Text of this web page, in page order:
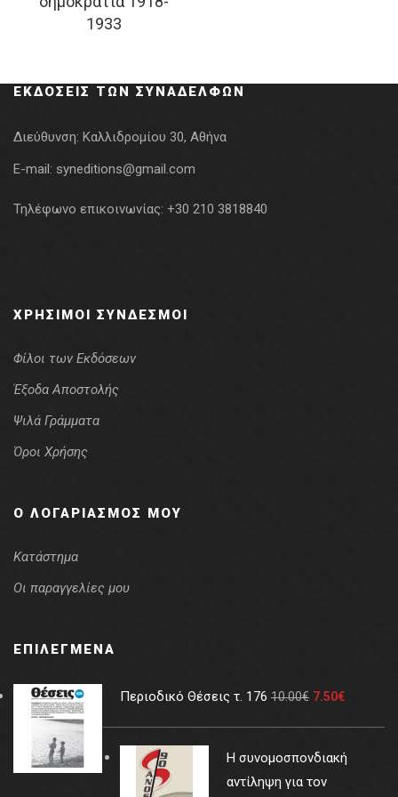
1933
was:
19.91€.
τιμή
ΕΚΔΌΣΕΙΣ ΤΩΝ ΣΥΝΑΔΈΛΦΩΝ
Διεύθυνση: Καλλιδρομίου 30, Αθήνα
E-mail: syneditions@gmail.com
Τηλέφωνο επικοινωνίας: +30 210 3818840
ΧΡΉΣΙΜΟΙ ΣΎΝΔΕΣΜΟΙ
Φίλοι των Εκδόσεων
Έξοδα Αποστολής
Ψιλά Γράμματα
Όροι Χρήσης
Ο ΛΟΓΑΡΙΑΣΜΌΣ ΜΟΥ
Κατάστημα
Οι παραγγελίες μου
ΕΠΙΛΕΓΜΈΝΑ
Περιοδικό Θέσεις τ. 176 10.00€ 7.50€
Η συνομοσπονδιακή
αντίληψη για τον